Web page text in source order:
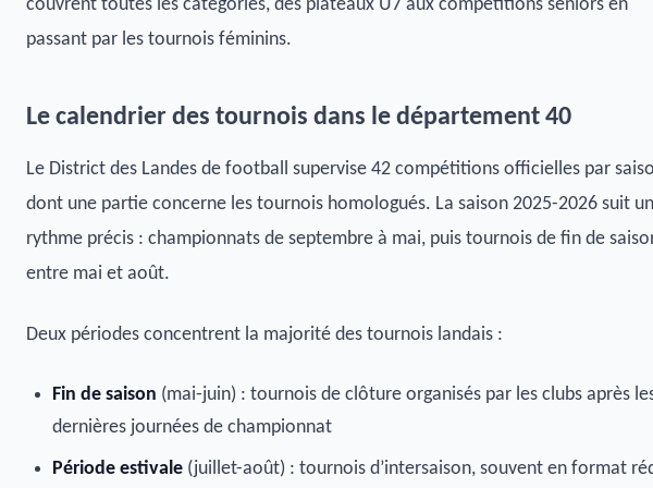
couvrent toutes les catégories, des plateaux U7 aux compétitions seniors en
passant par les tournois féminins.
Le calendrier des tournois dans le département 40
Le District des Landes de football supervise 42 compétitions officielles par
dont une partie concerne les tournois homologués. La saison 2025-2026 suit un
rythme précis : championnats de septembre à mai, puis tournois de fin de
entre mai et août.
Deux périodes concentrent la majorité des tournois landais :
Fin de saison (mai-juin) : tournois de clôture organisés par les clubs après
dernières journées de championnat
Période estivale (juillet-août) : tournois d’intersaison, souvent en format